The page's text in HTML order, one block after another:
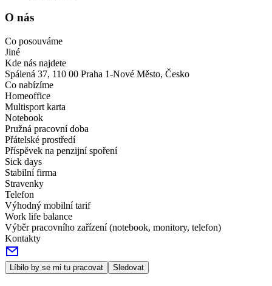
O nás
Co posouváme
Jiné
Kde nás najdete
Spálená 37, 110 00 Praha 1-Nové Město, Česko
Co nabízíme
Homeoffice
Multisport karta
Notebook
Pružná pracovní doba
Přátelské prostředí
Příspěvek na penzijní spoření
Sick days
Stabilní firma
Stravenky
Telefon
Výhodný mobilní tarif
Work life balance
Výběr pracovního zařízení (notebook, monitory, telefon)
Kontakty
Líbilo by se mi tu pracovat Sledovat